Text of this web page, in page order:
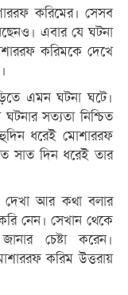
করিমের। সেসব
এবার যে ঘটনা
করিমকে দেখে
এমন ঘটনা ঘটে।
সত্যতা নিশ্চিত
ধরেই মোশাররফ
সাত দিন ধরেই তার
দেখা আর কথা বলার
নেন। সেখান থেকে
চেষ্টা করেন।
করিম উত্তরায়